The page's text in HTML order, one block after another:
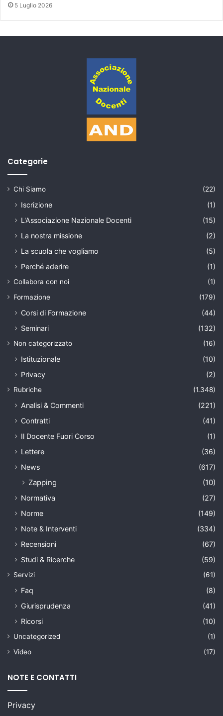
5 Luglio 2026
Categorie
Chi Siamo (22)
Iscrizione
(1)
L'Associazione Nazionale Docenti
(15)
La nostra missione
(2)
La scuola che vogliamo
(5)
Perché aderire
(1)
Collabora con noi
(1)
Formazione
(179)
Corsi di Formazione
(44)
Seminari
(132)
Non categorizzato (16)
Istituzionale
(10)
Privacy
(2)
Rubriche (1.348)
Analisi & Commenti
(221)
Contratti
(41)
Il Docente Fuori Corso
(1)
Lettere
(36)
News
(617)
Zapping (10)
Normativa
(27)
Norme
(149)
Note & Interventi
(334)
Recensioni
(67)
Studi & Ricerche
(59)
Servizi (61)
Faq
(8)
Giurisprudenza
(41)
Ricorsi
(10)
Uncategorized
(1)
Video
(17)
NOTE E CONTATTI
Privacy